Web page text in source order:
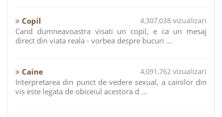
Copil 4,307,038 vizualizari
Cand dumneavoastra visati un copil, e ca un mesaj
direct din viata reala - vorbea despre bucuri ...
Caine 4,091,762 vizualizari
Interpretarea din punct de vedere sexual, a cainilor din
vis este legata de obiceiul acestora d ...